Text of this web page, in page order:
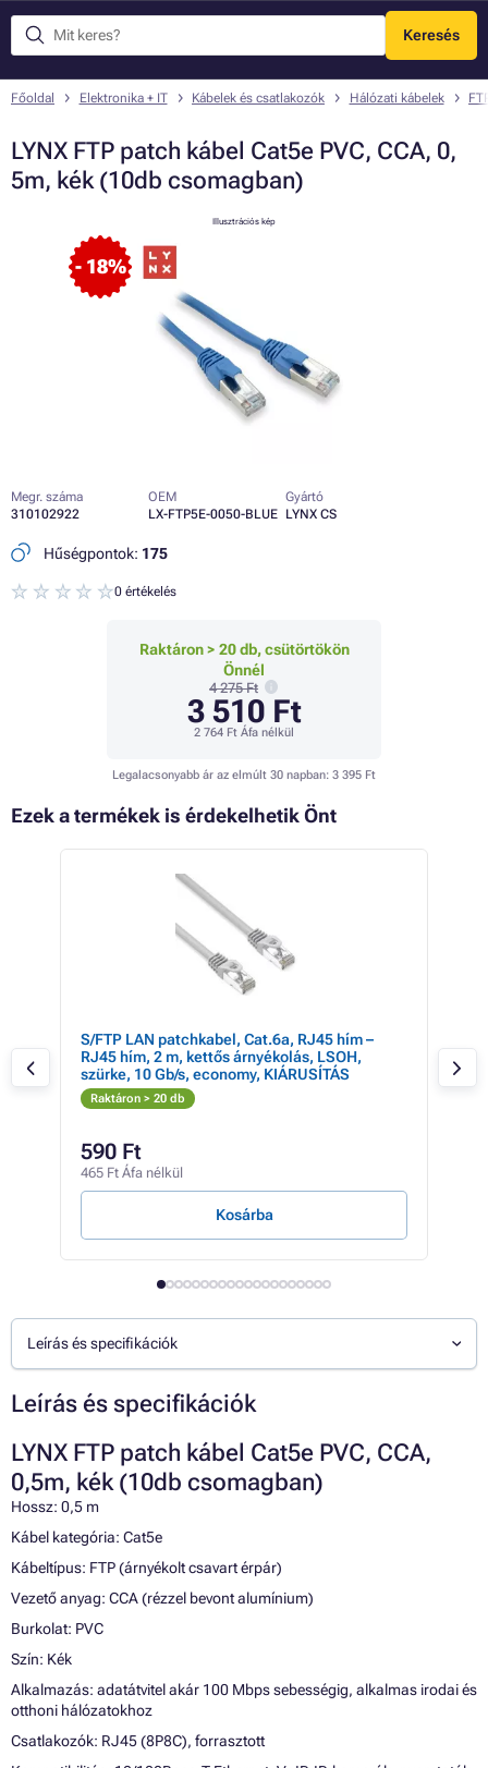
Keresés
Menü
Főoldal Elektronika + IT Kábelek és csatlakozók Hálózati kábelek
LYNX FTP patch kábel Cat5e PVC, CCA, 0,
5m, kék (10db csomagban)
- 18%
Illusztrációs kép
Megr. száma
310102922
OEM
LX-FTP5E-0050-BLUE
Gyártó
LYNX CS
Hűségpontok: 175
0 értékelés
Raktáron > 20 db, csütörtökön
Önnél
4 275 Ft
3 510 Ft
2 764 Ft Áfa nélkül
Legalacsonyabb ár az elmúlt 30 napban: 3 395 Ft
Ezek a termékek is érdekelhetik Önt
S/FTP LAN patchkabel, Cat.6a, RJ45 hím –
RJ45 hím, 2 m, kettős árnyékolás, LSOH,
szürke, 10 Gb/s, economy, KIÁRUSÍTÁS
Raktáron > 20 db
590 Ft
465 Ft Áfa nélkül
Kosárba
Gb/
Leírás és specifikációk
Leírás és specifikációk
LYNX FTP patch kábel Cat5e PVC, CCA,
0,5m, kék (10db csomagban)
Hossz: 0,5 m
Kábel kategória: Cat5e
Kábeltípus: FTP (árnyékolt csavart érpár)
Vezető anyag: CCA (rézzel bevont alumínium)
Burkolat: PVC
Szín: Kék
Alkalmazás: adatátvitel akár 100 Mbps sebességig, alkalmas irodai és
otthoni hálózatokhoz
Csatlakozók: RJ45 (8P8C), forrasztott